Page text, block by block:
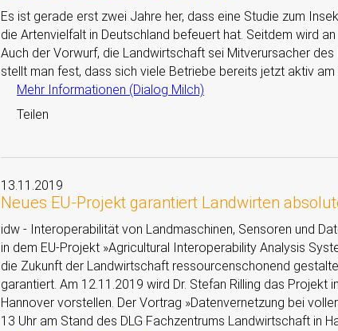
Es ist gerade erst zwei Jahre her, dass eine Studie zum
die Artenvielfalt in Deutschland befeuert hat. Seitdem wird
Auch der Vorwurf, die Landwirtschaft sei Mitverursacher
stellt man fest, dass sich viele Betriebe bereits jetzt aktiv
Mehr Informationen (Dialog Milch)
Teilen
13.11.2019
Neues EU-Projekt garantiert Landwirten
idw - Interoperabilität von Landmaschinen, Sensoren und
in dem EU-Projekt »Agricultural Interoperability Analysis
die Zukunft der Landwirtschaft ressourcenschonend
garantiert. Am 12.11.2019 wird Dr. Stefan Rilling das
Hannover vorstellen. Der Vortrag »Datenvernetzung bei
13 Uhr am Stand des DLG Fachzentrums Landwirtschaft in